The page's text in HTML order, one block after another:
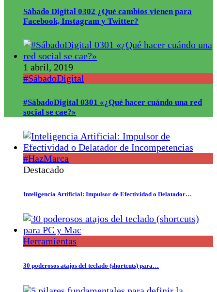
Sábado Digital 0302 ¿Qué cambios vienen para
Facebook, Instagram y Twitter?
1 abril, 2019
#SábadoDigital
#SábadoDigital 0301 «¿Qué hacer cuándo una red
social se cae?»
#HazMarca
Destacado
Inteligencia Artificial: Impulsor de Efectividad o Delatador…
Herramientas
30 poderosos atajos del teclado (shortcuts) para…